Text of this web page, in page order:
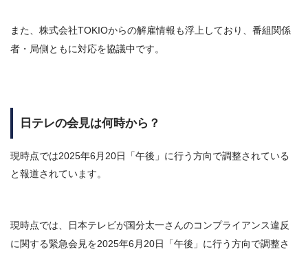
また、株式会社TOKIOからの解雇情報も浮上しており、番組関係
者・局側ともに対応を協議中です。
日テレの会見は何時から？
現時点では2025年6月20日「午後」に行う方向で調整されている
と報道されています。
現時点では、日本テレビが国分太一さんのコンプライアンス違反
に関する緊急会見を2025年6月20日「午後」に行う方向で調整さ